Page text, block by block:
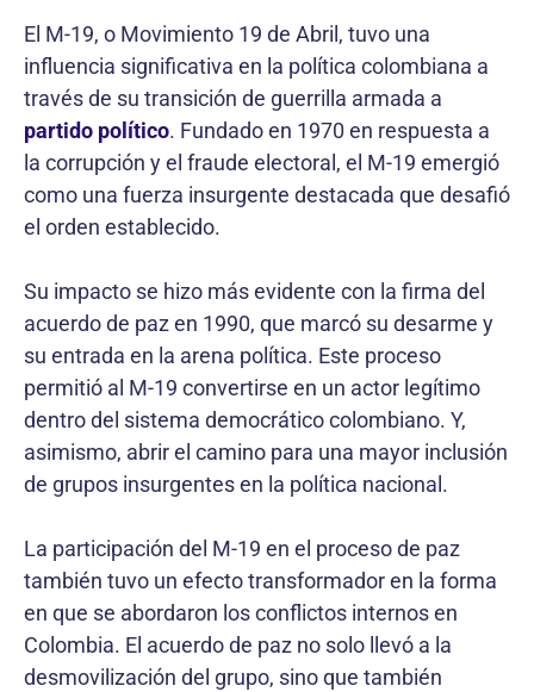
El M-19, o Movimiento 19 de Abril, tuvo una
influencia significativa en la política colombiana a
través de su transición de guerrilla armada a
partido político. Fundado en 1970 en respuesta a
la corrupción y el fraude electoral, el M-19 emergió
como una fuerza insurgente destacada que desafió
el orden establecido.
Su impacto se hizo más evidente con la firma del
acuerdo de paz en 1990, que marcó su desarme y
su entrada en la arena política. Este proceso
permitió al M-19 convertirse en un actor legítimo
dentro del sistema democrático colombiano. Y,
asimismo, abrir el camino para una mayor inclusión
de grupos insurgentes en la política nacional.
La participación del M-19 en el proceso de paz
también tuvo un efecto transformador en la forma
en que se abordaron los conflictos internos en
Colombia. El acuerdo de paz no solo llevó a la
desmovilización del grupo, sino que también